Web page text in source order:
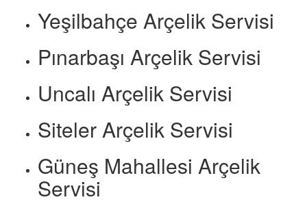
Yeşilbahçe Arçelik Servisi
Pınarbaşı Arçelik Servisi
Uncalı Arçelik Servisi
Siteler Arçelik Servisi
Güneş Mahallesi Arçelik
Servisi